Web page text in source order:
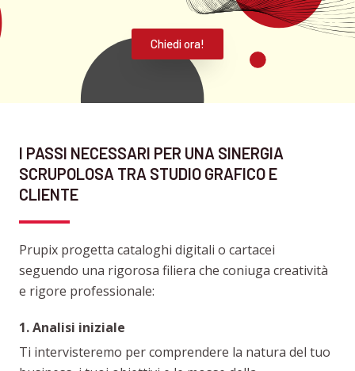
Chiedi ora!
I PASSI NECESSARI PER UNA SINERGIA
SCRUPOLOSA TRA STUDIO GRAFICO E
CLIENTE
Prupix progetta cataloghi digitali o cartacei
seguendo una rigorosa filiera che coniuga creatività
e rigore professionale:
1. Analisi iniziale
Ti intervisteremo per comprendere la natura del tuo